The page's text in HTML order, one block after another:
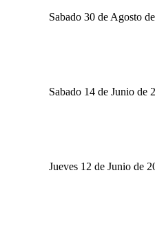
Sabado 30 de Agosto
Sabado 14 de Junio de
Jueves 12 de Junio de